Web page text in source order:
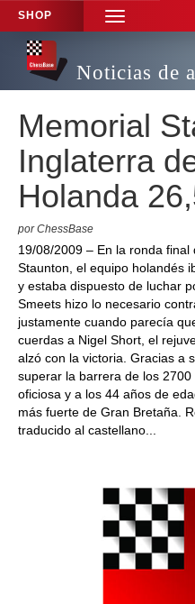
SHOP
TOGGLE
NAVIGATION
Noticias de
Memorial
Inglaterra
Holanda
por ChessBase
19/08/2009 – En la ronda
Staunton, el equipo holandés
y estaba dispuesto de luchar
Smeets hizo lo necesario
justamente cuando parecía
cuerdas a Nigel Short, el
alzó con la victoria. Gracias a
superar la barrera de los
oficiosa y a los 44 años de
más fuerte de Gran Bretaña.
traducido al castellano...